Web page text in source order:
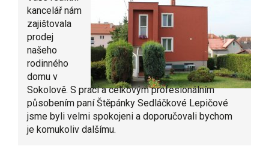
kancelář nám
zajištovala
prodej
našeho
rodinného
domu v
Sokolově. S prací a celkovým profesionálním
působením paní Štěpánky Sedláčkové Lepičové
jsme byli velmi spokojeni a doporučovali bychom
je komukoliv dalšímu.